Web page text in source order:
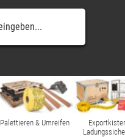
Palettieren & Umreifen